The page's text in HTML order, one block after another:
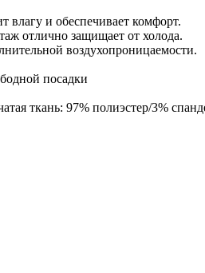
влагу и обеспечивает комфорт.
отлично защищает от холода.
воздухопроницаемости.
посадки
ткань: 97% полиэстер/3%